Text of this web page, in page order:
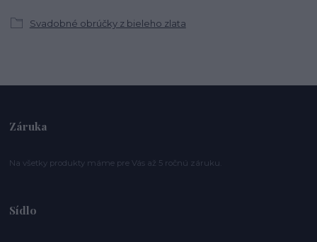
Svadobné obrúčky z bieleho zlata
Záruka
Na všetky produkty máme pre Vás až 5 ročnú záruku.
Sídlo